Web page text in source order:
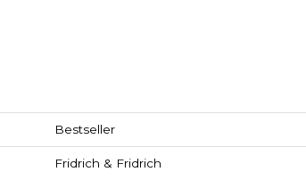
Bestseller
Fridrich & Fridrich